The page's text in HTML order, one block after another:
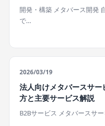
開発・構築 メタバース開発
で…
2026/03/19
法人向けメタバースサ
方と主要サービス解説
B2Bサービス メタバースサ